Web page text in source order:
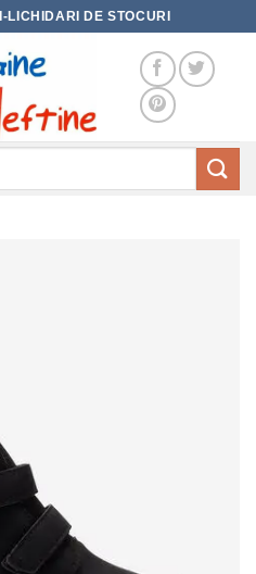
LICHIDARI DE STOCURI